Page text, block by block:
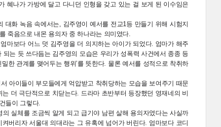
혜나가 가방에 달고 다니던 인형을 갖고 있는 걸 보게 된 이수임은
화 녹음 속에서는, 김주영이 예서를 전교1등 만들기 위해 시험지
죽음으로 내몬 용의자 중 하나라는 의미였다.
마보다 어느 덧 김주영을 더 의지하는 아이가 되었다. 엄마가 해주
는 듯 쓰다듬는 김주영의 모습은 우리가 성폭력 사건에서 종종 등
한 관계를 맺어두는 행위’를 뜻한다. 물론 예서를 성적으로 착취하
아이들이 부모들에게 억압받고 착취당하는 모습을 보여주기 때문
더 극단적으로 치닫는다. 드라마 초반부터 등장했던 영재네의 비
들이 그렇다.
실체를 조금씩 알게 되고 급기야 남편 살해 용의자였다는 사실까
버리자 서울대 의대라는 그 유혹에 넘어가 버린다. 엄마보다 코디